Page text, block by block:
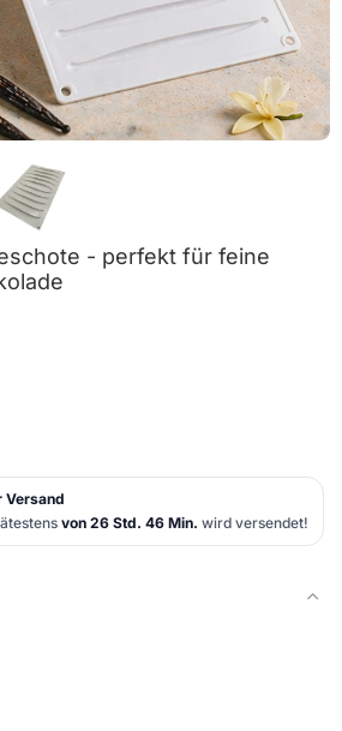
- perfekt für feine
Versand
von 26 Std. 46 Min. wird versendet!